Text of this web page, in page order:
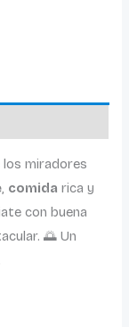
los miradores
, comida rica y
con buena
🌅 Un